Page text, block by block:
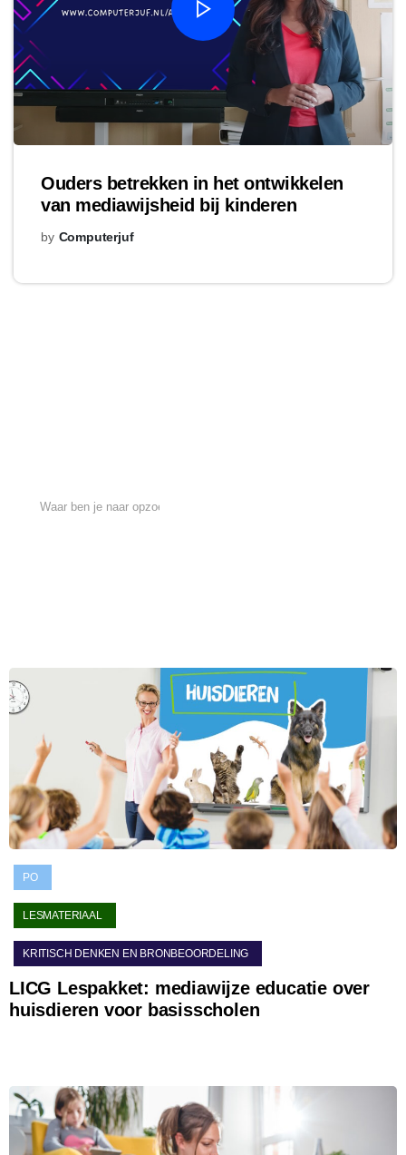
Ouders betrekken in het ontwikkelen
van mediawijsheid bij kinderen
by Computerjuf
PO
LESMATERIAAL
KRITISCH DENKEN EN BRONBEOORDELING
LICG Lespakket: mediawijze educatie over
huisdieren voor basisscholen